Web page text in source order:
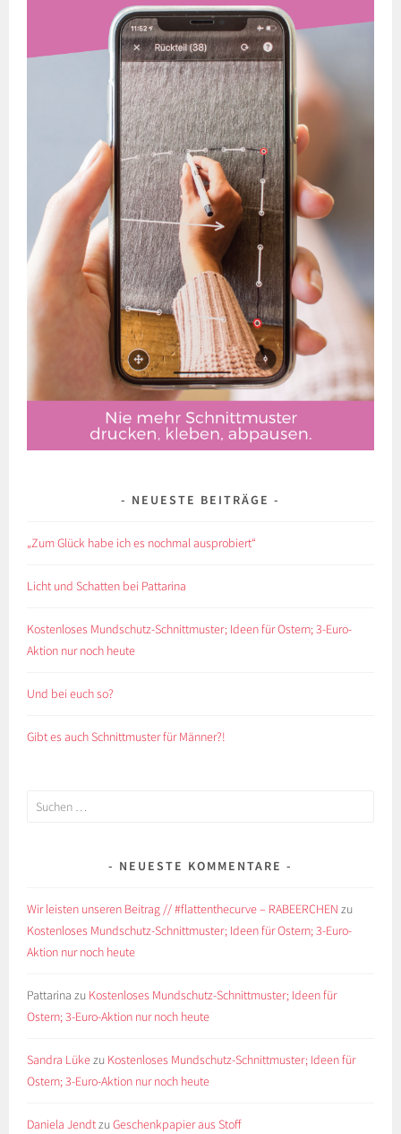
NEUESTE BEITRÄGE
„Zum Glück habe ich es nochmal ausprobiert“
Licht und Schatten bei Pattarina
Kostenloses Mundschutz-Schnittmuster; Ideen für Ostern; 3-Euro-
Aktion nur noch heute
Und bei euch so?
Gibt es auch Schnittmuster für Männer?!
Suchen
NEUESTE KOMMENTARE
Wir leisten unseren Beitrag // #flattenthecurve – RABEERCHEN zu
Kostenloses Mundschutz-Schnittmuster; Ideen für Ostern; 3-Euro-
Aktion nur noch heute
Pattarina zu Kostenloses Mundschutz-Schnittmuster; Ideen für
Ostern; 3-Euro-Aktion nur noch heute
Sandra Lükezu Kostenloses Mundschutz-Schnittmuster; Ideen für
Ostern; 3-Euro-Aktion nur noch heute
Daniela JendtzuGeschenkpapier aus Stoff